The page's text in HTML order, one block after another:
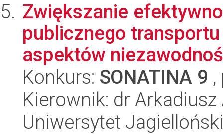
Zwiększanie
publicznego
aspektów
Konkurs: SONATINA 9
Kierownik: dr
Uniwersytet Jagielloński